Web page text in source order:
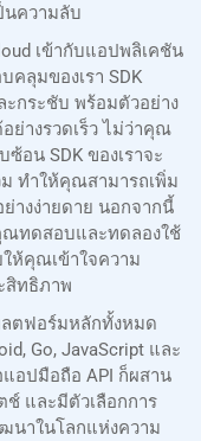
นความลับ
เข้ากับแอปพลิเคชัน
คลุมของเรา SDK
ะกระชับ พร้อมตัวอย่าง
ย่างรวดเร็ว ไม่ว่าคุณ
อน SDK ของเราจะ
ทำให้คุณสามารถเพิ่ม
างง่ายดาย นอกจากนี้
คุณทดสอบและทดลองใช้
ห้คุณเข้าใจความ
สิทธิภาพ
ลตฟอร์มหลักทั้งหมด
Go, JavaScript และ
แอปมือถือ API ก็ผสาน
และมีตัวเลือกการ
นาในโลกแห่งความ